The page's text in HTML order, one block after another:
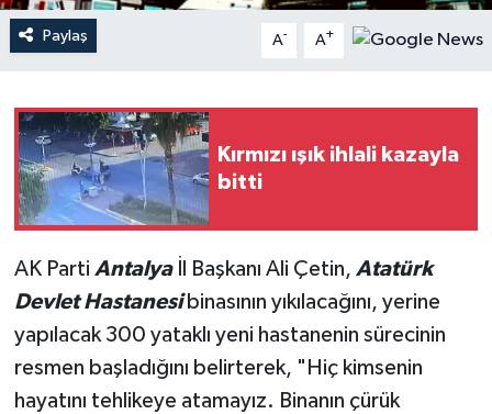
Paylaş A- A+
Kırmızı ışık ihlali kazayla
bitti
AK Parti Antalyaİl Başkanı Ali Çetin, Atatürk
Devlet Hastanesibinasının yıkılacağını, yerine
yapılacak 300 yataklı yeni hastanenin sürecinin
resmen başladığını belirterek, "Hiç kimsenin
hayatını tehlikeye atamayız. Binanın çürük
Öğle Bülteni
Siyaset
Sosyal medya
Spor
Teknoloji
Televizyon